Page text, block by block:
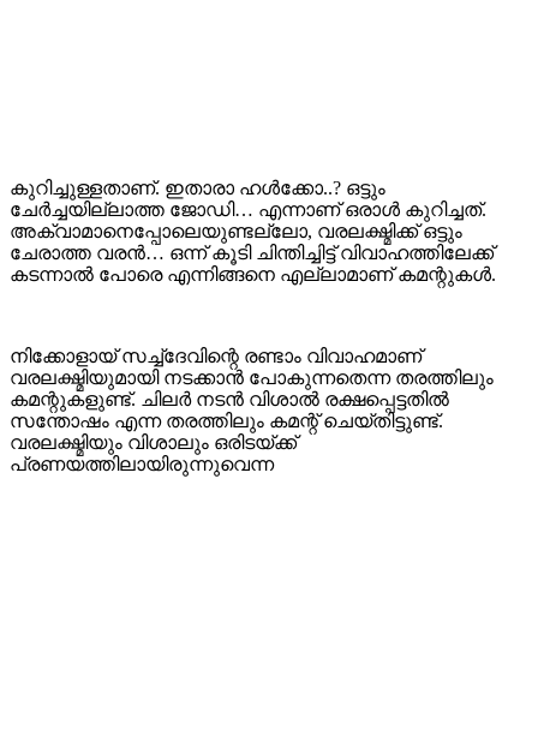
കുറിച്ചുള്ളതാണ്. ഇതാരാ ഹൾക്കോ..? ഒട്ടും
ചേർച്ചയില്ലാത്ത ജോഡി… എന്നാണ് ഒരാൾ കുറിച്ചത്.
അക്വാമാനെപ്പോലെയുണ്ടല്ലോ, വരലക്ഷ്മിക്ക് ഒട്ടും
ചേരാത്ത വരൻ… ഒന്ന് കൂടി ചിന്തിച്ചിട്ട് വിവാഹത്തിലേക്ക്
കടന്നാൽ പോരെ എന്നിങ്ങനെ എല്ലാമാണ് കമന്റുകൾ.
നിക്കോളായ് സച്ച്ദേവിന്റെ രണ്ടാം വിവാഹ​മാണ്
വരലക്ഷ്മിയുമായി നടക്കാൻ പോകുന്നതെന്ന തരത്തിലും
കമന്റുകളുണ്ട്. ചിലർ നടൻ വിശാൽ രക്ഷപ്പെട്ടതിൽ
സന്തോഷം എന്ന തരത്തിലും കമന്റ് ചെയ്തിട്ടുണ്ട്.
വരലക്ഷ്മിയും വിശാലും ഒരിടയ്ക്ക്
പ്രണയത്തിലായിരുന്നുവെന്ന